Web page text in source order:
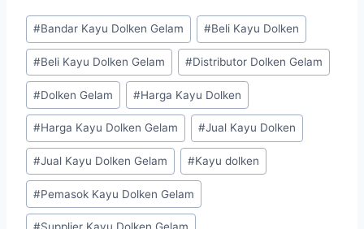
Post
Tags:
#Bandar Kayu Dolken Gelam #Beli Kayu Dolken
#Beli Kayu Dolken Gelam #Distributor Dolken Gelam
#Dolken Gelam #Harga Kayu Dolken
#Harga Kayu Dolken Gelam #Jual Kayu Dolken
#Jual Kayu Dolken Gelam #Kayu dolken
#Pemasok Kayu Dolken Gelam